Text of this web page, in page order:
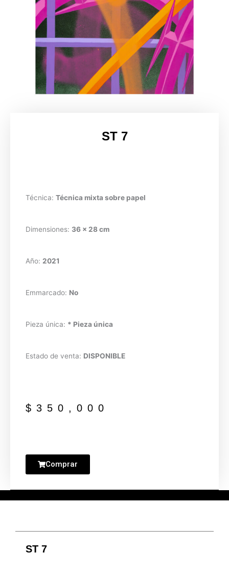
ST 7
Técnica: Técnica mixta sobre papel
Dimensiones: 36 x 28 cm
Año: 2021
Emmarcado: No
Pieza única: * Pieza única
Estado de venta: DISPONIBLE
$ 350,000
Comprar
ST 7